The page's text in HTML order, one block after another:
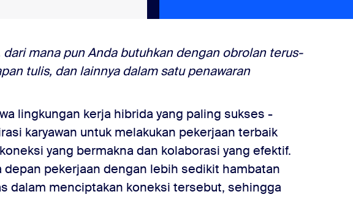
mana pun Anda butuhkan dengan obrolan terus-
tulis, dan lainnya dalam satu penawaran
lingkungan kerja hibrida yang paling sukses -
karyawan untuk melakukan pekerjaan terbaik
yang bermakna dan kolaborasi yang efektif.
depan pekerjaan dengan lebih sedikit hambatan
dalam menciptakan koneksi tersebut, sehingga